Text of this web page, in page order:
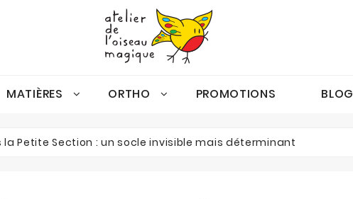
MATIÈRES ORTHO PROMOTIONS BLOG
Petite Section : un socle invisible mais déterminant